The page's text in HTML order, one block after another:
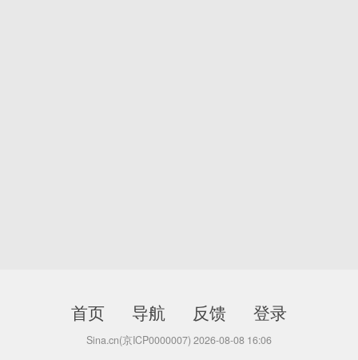
首页 导航 反馈 登录
Sina.cn(京ICP0000007) 2026-08-08 16:06